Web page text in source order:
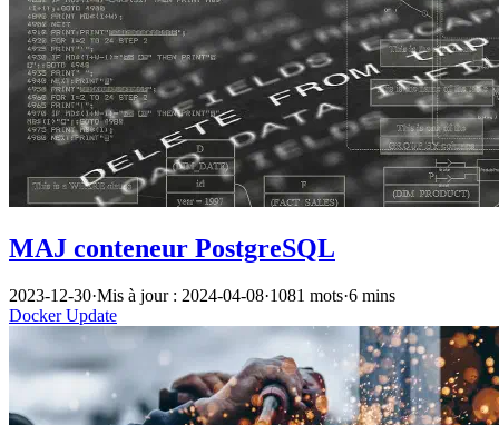
MAJ conteneur PostgreSQL
2023-12-30·Mis à jour : 2024-04-08·1081 mots·6 mins
DockerUpdate